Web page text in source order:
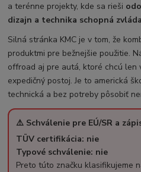
a terénne projekty, kde sa rieši
dizajn a technika schopná
Silná stránka KMC je v tom, že
produktmi pre bežnejšie použitie.
offroad aj pre autá, ktoré chcú len
expedičný postoj. Je to americká
technická a bez potreby pôsobiť
⚠️ Schválenie pre EÚ/SR a
TÜV certifikácia: nie
Typové schválenie: nie
Preto túto značku klasifikujeme